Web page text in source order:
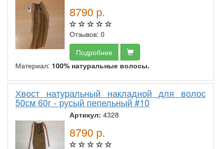
8790 р.
Отзывов: 0
Подробнее
Материал: 100% натуральные волосы.
Хвост натуральный накладной для волос
50см 60г - русый пепельный #10
Артикул: 4328
8790 р.